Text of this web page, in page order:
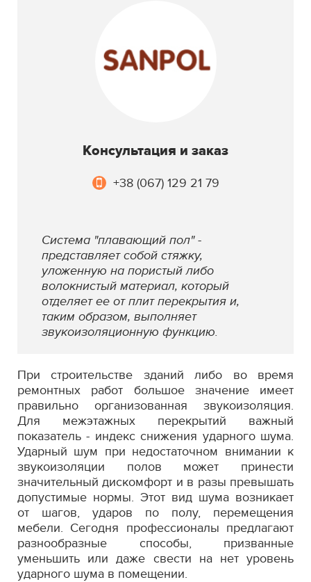
Консультация и заказ
+38 (067) 129 21 79
Система "плавающий пол" -
представляет собой стяжку,
уложенную на пористый либо
волокнистый материал, который
отделяет ее от плит перекрытия и,
таким образом, выполняет
звукоизоляционную функцию.
При строительстве зданий либо во время
ремонтных работ большое значение имеет
правильно организованная звукоизоляция.
Для межэтажных перекрытий важный
показатель - индекс снижения ударного шума.
Ударный шум при недостаточном внимании к
звукоизоляции полов может принести
значительный дискомфорт и в разы превышать
допустимые нормы. Этот вид шума возникает
от шагов, ударов по полу, перемещения
мебели. Сегодня профессионалы предлагают
разнообразные способы, призванные
уменьшить или даже свести на нет уровень
ударного шума в помещении.